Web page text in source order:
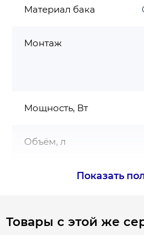
температурі 850°С.
Застосування такої
Основні
Потужність Тена -
емальована сталь Тип
Напруга живлення -
Материал бака
Монтаж
Мощность, Вт
Объём, л
Размер подключения
Показать
Товары с этой же